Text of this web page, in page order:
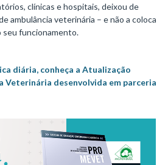
clínicas e hospitais, deixou de
ambulância veterinária – e não a coloca
seu funcionamento.
diária, conheça a Atualização
Veterinária desenvolvida em parceria